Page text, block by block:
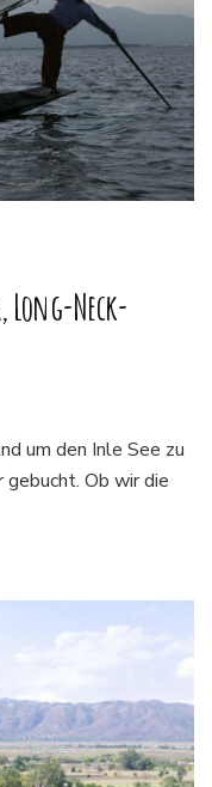
Long-Neck-
um den Inle See zu
Ob wir die